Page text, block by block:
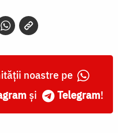
noastre pe
și Telegram!